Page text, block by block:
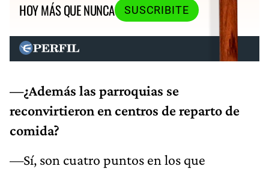
HOY MÁS QUE NUNCA
SUSCRIBITE
—¿Además las parroquias se
reconvirtieron en centros de reparto de
comida?
—Sí, son cuatro puntos en los que